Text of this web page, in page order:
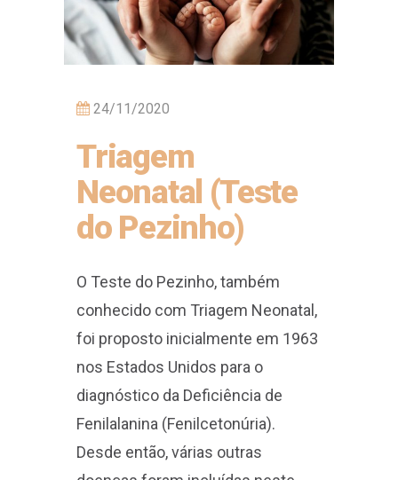
24/11/2020
Triagem
Neonatal (Teste
do Pezinho)
O Teste do Pezinho, também
conhecido com Triagem Neonatal,
foi proposto inicialmente em 1963
nos Estados Unidos para o
diagnóstico da Deficiência de
Fenilalanina (Fenilcetonúria).
Desde então, várias outras